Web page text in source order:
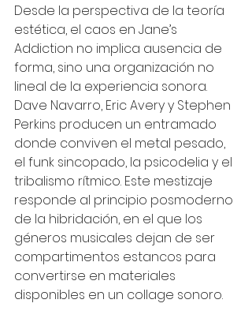
Desde la perspectiva de la teoría
estética, el caos en Jane’s
Addiction no implica ausencia de
forma, sino una organización no
lineal de la experiencia sonora.
Dave Navarro, Eric Avery y Stephen
Perkins producen un entramado
donde conviven el metal pesado,
el funk sincopado, la psicodelia y el
tribalismo rítmico. Este mestizaje
responde al principio posmoderno
de la hibridación, en el que los
géneros musicales dejan de ser
compartimentos estancos para
convertirse en materiales
disponibles en un collage sonoro.